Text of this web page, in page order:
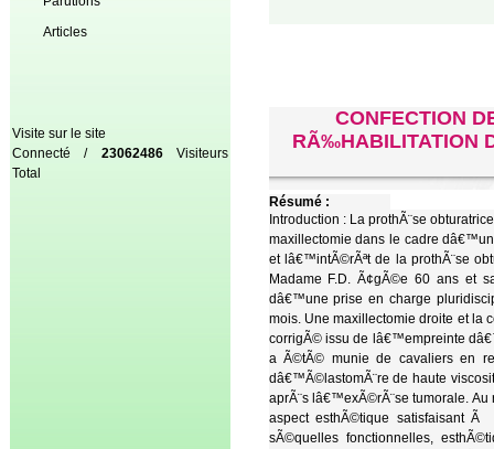
Articles
Visite sur le site
Connecté / 23062486Visiteurs
Total
CONFECTION
RÃ‰HABILITATION
Résumé :
Introduction : La prothÃ¨se
maxillectomie dans le cadre
et lâ€™intÃ©rÃªt de la prothÃ¨se
Madame F.D. Ã¢gÃ©e 60 ans et
dâ€™une prise en charge
mois. Une maxillectomie droite et la
corrigÃ© issu de lâ€™empreinte
a Ã©tÃ© munie de cavaliers en
dâ€™Ã©lastomÃ¨re de haute
aprÃ¨s lâ€™exÃ©rÃ¨se tumorale.
aspect esthÃ©tique satisfaisant
sÃ©quelles fonctionnelles,